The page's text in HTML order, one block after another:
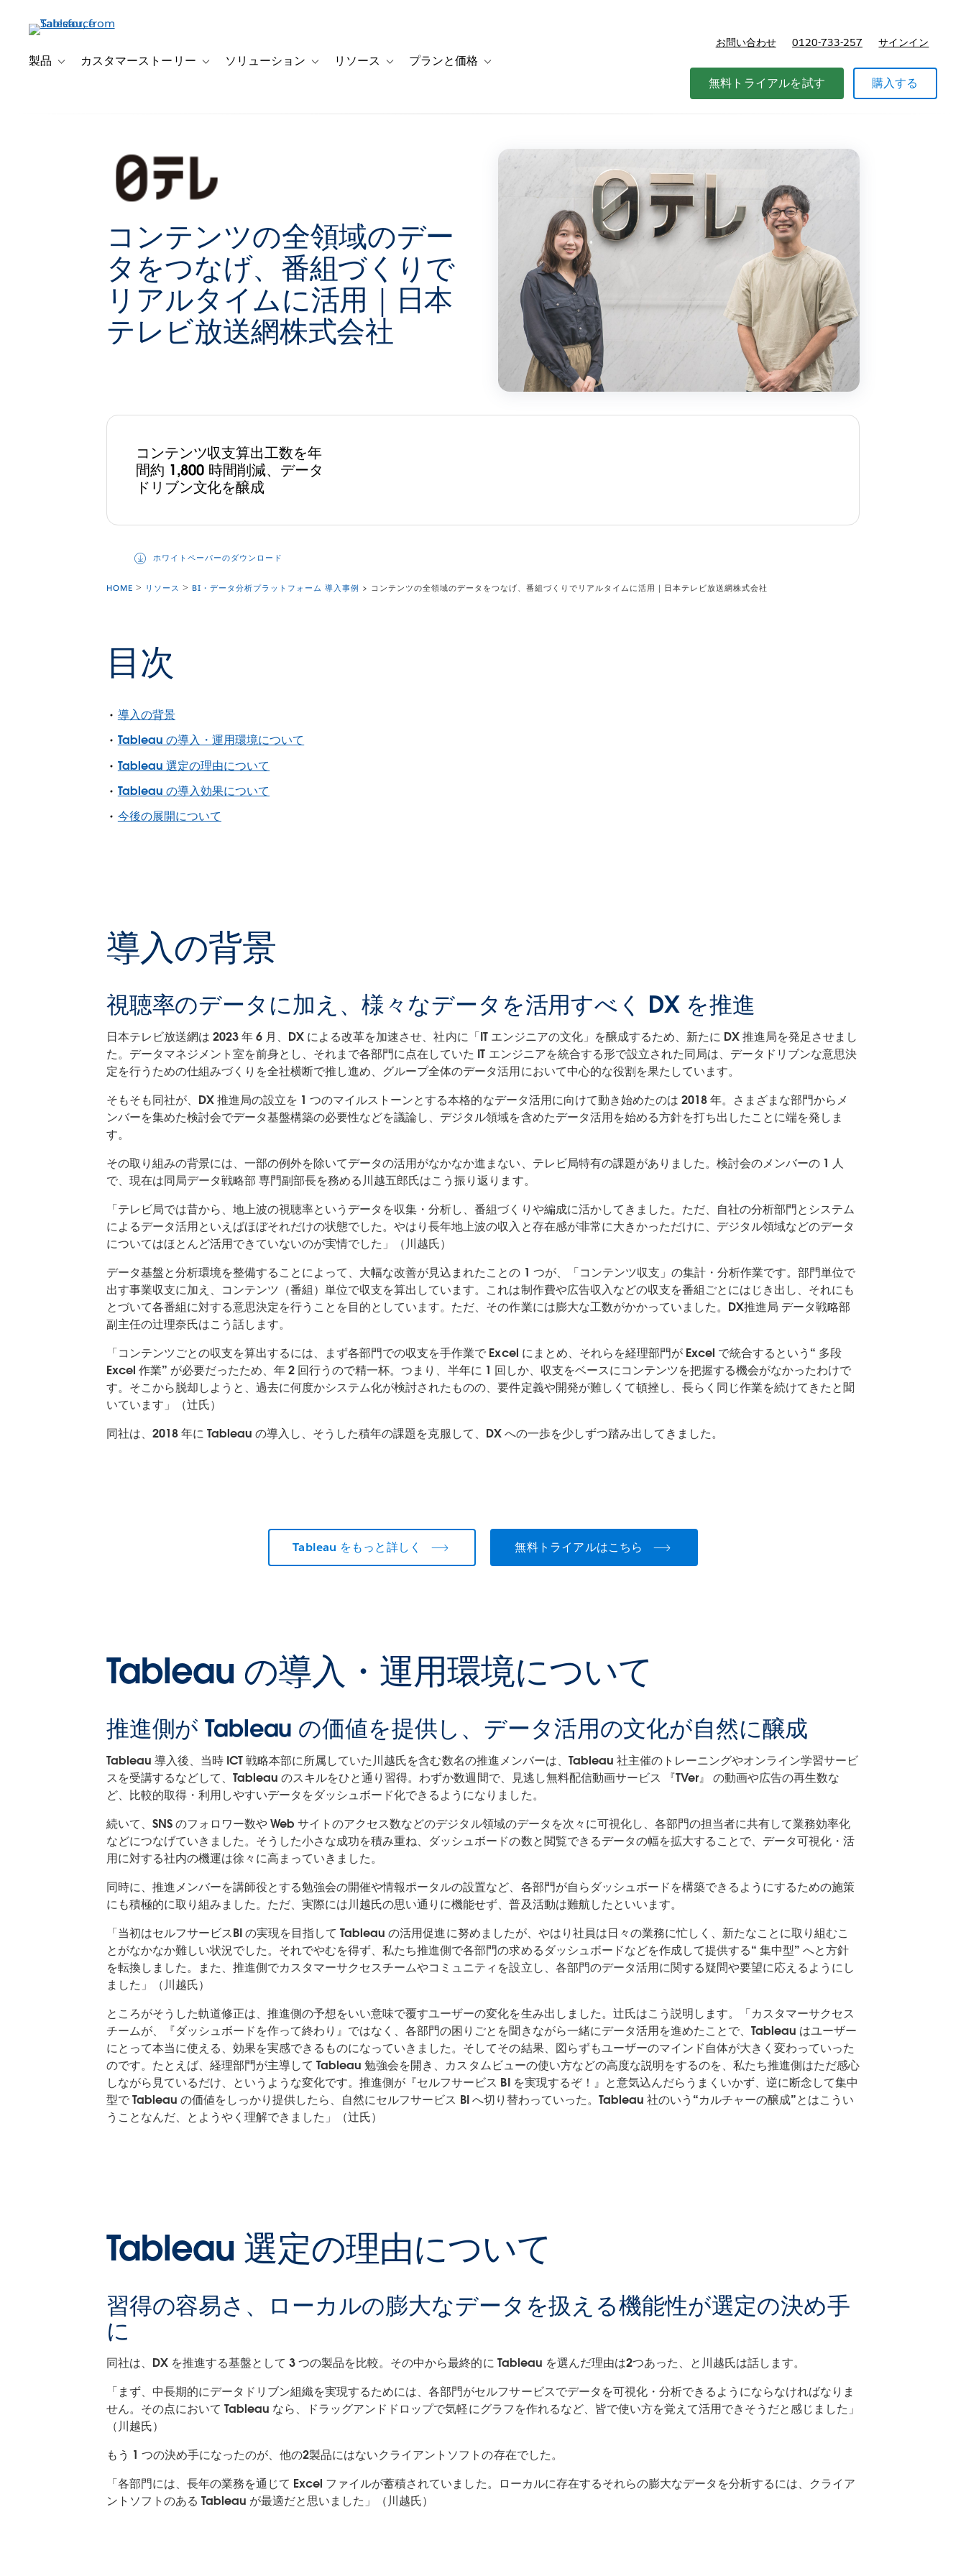
製品 Toggle sub-navigation for 製品
カスタマーストーリー Toggle sub-navigation for カスタマーストーリー
ソリューション Toggle sub-navigation for ソリューション
リソース Toggle sub-navigation for リソース
プランと価格 Toggle sub-navigation for プランと価格
お問い合わせ 0120-733-257 サインイン
無料トライアルを試す 購入する
コンテンツの全領域のデー
タをつなげ、番組づくりで
リアルタイムに活用｜日本
テレビ放送網株式会社
コンテンツ収支算出工数を年
間約 1,800 時間削減、データ
ドリブン文化を醸成
ホワイトペーパーのダウンロード
HOME リソース BI・データ分析プラットフォーム 導入事例 > コンテンツの全領域のデータをつなげ、番組づくりでリアルタイムに活用｜日本テレビ放送網株式会社
目次
導入の背景
Tableau の導入・運用環境について
Tableau 選定の理由について
Tableau の導入効果について
今後の展開について
導入の背景
視聴率のデータに加え、様々なデータを活用すべく DX を推進
日本テレビ放送網は 2023 年 6 月、DX による改革を加速させ、社内に「IT エンジニアの文化」を醸成するため、新たに DX 推進局を発足させまし
た。データマネジメント室を前身とし、それまで各部門に点在していた IT エンジニアを統合する形で設立された同局は、データドリブンな意思決
定を行うための仕組みづくりを全社横断で推し進め、グループ全体のデータ活用において中心的な役割を果たしています。
そもそも同社が、DX 推進局の設立を 1 つのマイルストーンとする本格的なデータ活用に向けて動き始めたのは 2018 年。さまざまな部門からメ
ンバーを集めた検討会でデータ基盤構築の必要性などを議論し、デジタル領域を含めたデータ活用を始める方針を打ち出したことに端を発しま
す。
その取り組みの背景には、一部の例外を除いてデータの活用がなかなか進まない、テレビ局特有の課題がありました。検討会のメンバーの 1 人
で、現在は同局データ戦略部 専門副部長を務める川越五郎氏はこう振り返ります。
「テレビ局では昔から、地上波の視聴率というデータを収集・分析し、番組づくりや編成に活かしてきました。ただ、自社の分析部門とシステム
によるデータ活用といえばほぼそれだけの状態でした。やはり長年地上波の収入と存在感が非常に大きかっただけに、デジタル領域などのデータ
についてはほとんど活用できていないのが実情でした」（川越氏）
データ基盤と分析環境を整備することによって、大幅な改善が見込まれたことの 1 つが、「コンテンツ収支」の集計・分析作業です。部門単位で
出す事業収支に加え、コンテンツ（番組）単位で収支を算出しています。これは制作費や広告収入などの収支を番組ごとにはじき出し、それにも
とづいて各番組に対する意思決定を行うことを目的としています。ただ、その作業には膨大な工数がかかっていました。DX推進局 データ戦略部
副主任の辻理奈氏はこう話します。
「コンテンツごとの収支を算出するには、まず各部門での収支を手作業で Excel にまとめ、それらを経理部門が Excel で統合するという“ 多段
Excel 作業” が必要だったため、年 2 回行うので精一杯。つまり、半年に 1 回しか、収支をベースにコンテンツを把握する機会がなかったわけで
す。そこから脱却しようと、過去に何度かシステム化が検討されたものの、要件定義や開発が難しくて頓挫し、長らく同じ作業を続けてきたと聞
いています」（辻氏）
同社は、2018 年に Tableau の導入し、そうした積年の課題を克服して、DX への一歩を少しずつ踏み出してきました。
Tableau をもっと詳しく 無料トライアルはこちら
Tableau の導入・運用環境について
推進側が Tableau の価値を提供し、データ活用の文化が自然に醸成
Tableau 導入後、当時 ICT 戦略本部に所属していた川越氏を含む数名の推進メンバーは、Tableau 社主催のトレーニングやオンライン学習サービ
スを受講するなどして、Tableau のスキルをひと通り習得。わずか数週間で、見逃し無料配信動画サービス 『TVer』 の動画や広告の再生数な
ど、比較的取得・利用しやすいデータをダッシュボード化できるようになりました。
続いて、SNS のフォロワー数や Web サイトのアクセス数などのデジタル領域のデータを次々に可視化し、各部門の担当者に共有して業務効率化
などにつなげていきました。そうした小さな成功を積み重ね、ダッシュボードの数と閲覧できるデータの幅を拡大することで、データ可視化・活
用に対する社内の機運は徐々に高まっていきました。
同時に、推進メンバーを講師役とする勉強会の開催や情報ポータルの設置など、各部門が自らダッシュボードを構築できるようにするための施策
にも積極的に取り組みました。ただ、実際には川越氏の思い通りに機能せず、普及活動は難航したといいます。
「当初はセルフサービスBI の実現を目指して Tableau の活用促進に努めましたが、やはり社員は日々の業務に忙しく、新たなことに取り組むこ
とがなかなか難しい状況でした。それでやむを得ず、私たち推進側で各部門の求めるダッシュボードなどを作成して提供する“ 集中型” へと方針
を転換しました。また、推進側でカスタマーサクセスチームやコミュニティを設立し、各部門のデータ活用に関する疑問や要望に応えるようにし
ました」（川越氏）
ところがそうした軌道修正は、推進側の予想をいい意味で覆すユーザーの変化を生み出しました。辻氏はこう説明します。「カスタマーサクセス
チームが、『ダッシュボードを作って終わり』ではなく、各部門の困りごとを聞きながら一緒にデータ活用を進めたことで、Tableau はユーザー
にとって本当に使える、効果を実感できるものになっていきました。そしてその結果、図らずもユーザーのマインド自体が大きく変わっていった
のです。たとえば、経理部門が主導して Tableau 勉強会を開き、カスタムビューの使い方などの高度な説明をするのを、私たち推進側はただ感心
しながら見ているだけ、というような変化です。推進側が『セルフサービス BI を実現するぞ！』と意気込んだらうまくいかず、逆に断念して集中
型で Tableau の価値をしっかり提供したら、自然にセルフサービス BI へ切り替わっていった。Tableau 社のいう“カルチャーの醸成”とはこうい
うことなんだ、とようやく理解できました」（辻氏）
Tableau 選定の理由について
習得の容易さ、ローカルの膨大なデータを扱える機能性が選定の決め手
に
同社は、DX を推進する基盤として 3 つの製品を比較。その中から最終的に Tableau を選んだ理由は2つあった、と川越氏は話します。
「まず、中長期的にデータドリブン組織を実現するためには、各部門がセルフサービスでデータを可視化・分析できるようにならなければなりま
せん。その点において Tableau なら、ドラッグアンドドロップで気軽にグラフを作れるなど、皆で使い方を覚えて活用できそうだと感じました」
（川越氏）
もう 1 つの決め手になったのが、他の2製品にはないクライアントソフトの存在でした。
「各部門には、長年の業務を通じて Excel ファイルが蓄積されていました。ローカルに存在するそれらの膨大なデータを分析するには、クライア
ントソフトのある Tableau が最適だと思いました」（川越氏）